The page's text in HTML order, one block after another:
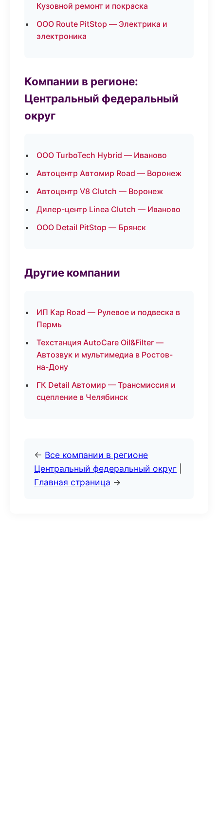
Кузовной ремонт и покраска
ООО Route PitStop — Электрика и
электроника
Компании в регионе:
Центральный федеральный
округ
ООО TurboTech Hybrid — Иваново
Автоцентр Автомир Road — Воронеж
Автоцентр V8 Clutch — Воронеж
Дилер-центр Linea Clutch — Иваново
ООО Detail PitStop — Брянск
Другие компании
ИП Кар Road — Рулевое и подвеска в
Пермь
Техстанция AutoCare Oil&Filter —
Автозвук и мультимедиа в Ростов-
на-Дону
ГК Detail Автомир — Трансмиссия и
сцепление в Челябинск
← Все компании в регионе
Центральный федеральный округ
Главная страница →